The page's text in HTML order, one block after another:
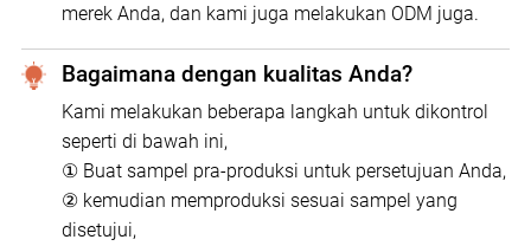
merek Anda, dan kami juga melakukan ODM juga.
Bagaimana dengan kualitas Anda?
Kami melakukan beberapa langkah untuk dikontrol
seperti di bawah ini,
① Buat sampel pra-produksi untuk persetujuan Anda,
② kemudian memproduksi sesuai sampel yang
disetujui,